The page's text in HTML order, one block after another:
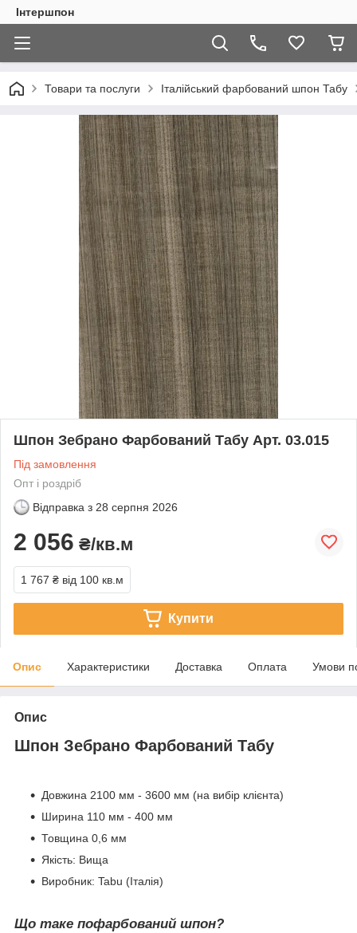
Інтершпон
Товари та послуги Італійський фарбований шпон Табу
Шпон Зебрано Фарбований Табу Арт. 03.015
Під замовлення
Опт і роздріб
Відправка з 28 серпня 2026
2 056 ₴/кв.м
1 767 ₴ від 100 кв.м
Купити
Опис Характеристики Доставка Оплата Умови
Опис
Шпон Зебрано Фарбований Табу
Довжина 2100 мм - 3600 мм (на вибір клієнта)
Ширина 110 мм - 400 мм
Товщина 0,6 мм
Якість: Вища
Виробник: Tabu (Італія)
Що таке пофарбований шпон?